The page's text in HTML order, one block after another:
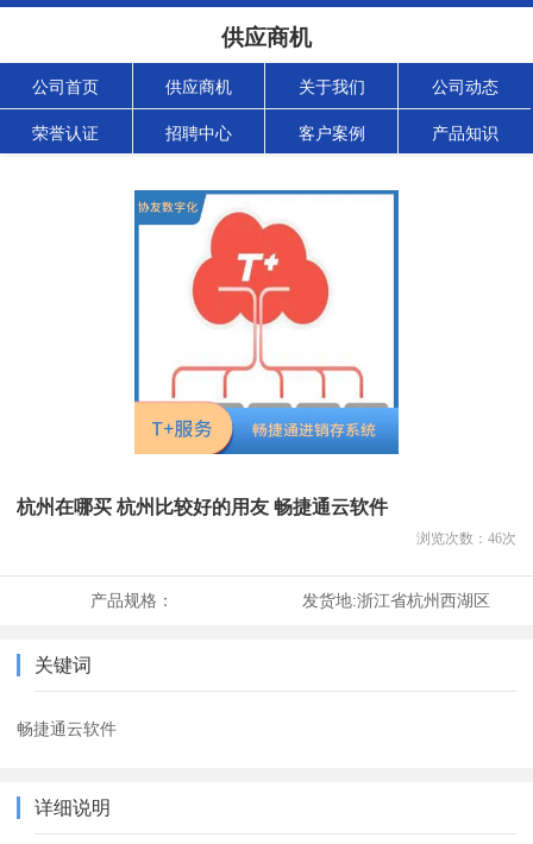
供应商机
公司首页 供应商机 关于我们 公司动态
荣誉认证 招聘中心 客户案例 产品知识
杭州在哪买 杭州比较好的用友 畅捷通云软件
浏览次数： 46次
产品规格： 发货地:浙江省杭州西湖区
关键词
畅捷通云软件
详细说明